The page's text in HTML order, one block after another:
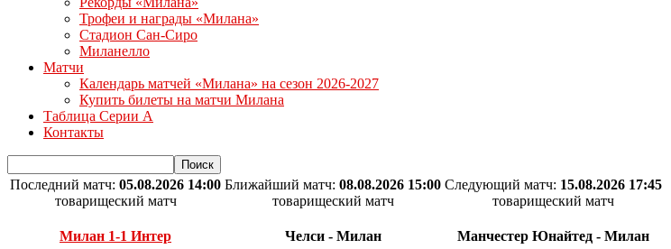
Трофеи и награды «Милана»
Стадион Сан-Сиро
Миланелло
Матчи
Календарь матчей «Милана» на сезон 2026-2027
Купить билеты на матчи Милана
Таблица Серии А
Контакты
Последний матч: 05.08.2026 14:00
товарищеский матч
Милан 1-1 Интер
Ближайший матч: 08.08.2026 15:00
товарищеский матч
Челси - Милан
Следующий матч: 15.08.2026 17:45
товарищеский матч
Манчестер Юнайтед - Милан